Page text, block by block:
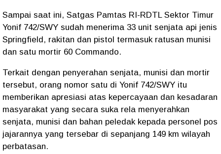
Sampai saat ini, Satgas Pamtas RI-RDTL Sektor Timur
Yonif 742/SWY sudah menerima 33 unit senjata api jenis
Springfield, rakitan dan pistol termasuk ratusan munisi
dan satu mortir 60 Commando.
Terkait dengan penyerahan senjata, munisi dan mortir
tersebut, orang nomor satu di Yonif 742/SWY itu
memberikan apresiasi atas kepercayaan dan kesadaran
masyarakat yang secara suka rela menyerahkan
senjata, munisi dan bahan peledak kepada personel pos
jajarannya yang tersebar di sepanjang 149 km wilayah
perbatasan.